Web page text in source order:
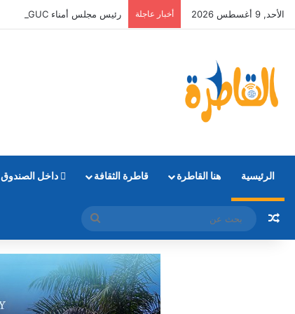
الأحد, 9 أغسطس 2026 أخبار عاجلة رئيس مجلس أمناء GUC وGIU يستقبل أوائل الثانوية العامة الحاصلين على منح دراسية كاملة
الرئيسية هنا القاطرة قاطرة الثقافة داخل الصندوق
مقال عشوائي
بحث
عن